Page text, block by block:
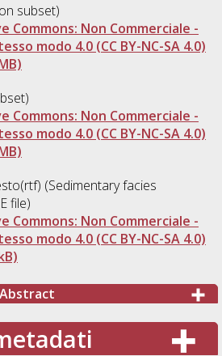
subset)
Commons: Non Commerciale -
modo 4.0 (CC BY-NC-SA 4.0)
Commons: Non Commerciale -
modo 4.0 (CC BY-NC-SA 4.0)
(Sedimentary facies
file)
Commons: Non Commerciale -
modo 4.0 (CC BY-NC-SA 4.0)
Abstract